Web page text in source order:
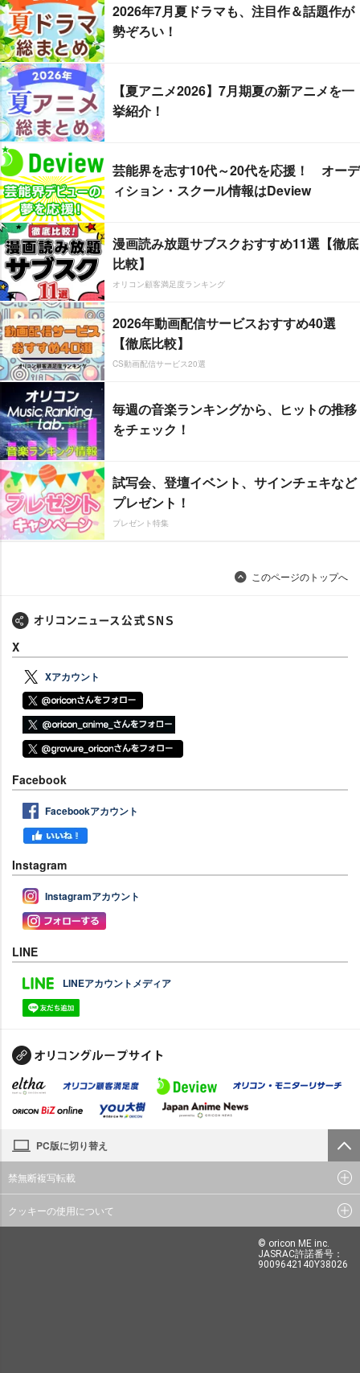
2026年7月夏ドラマも、注目作＆話題作が
勢ぞろい！
【夏アニメ2026】7月期夏の新アニメを一
挙紹介！
芸能界を志す10代～20代を応援！ オーデ
ィション・スクール情報はDeview
漫画読み放題サブスクおすすめ11選【徹底
比較】
オリコン顧客満足度ランキング
2026年動画配信サービスおすすめ40選
【徹底比較】
CS動画配信サービス20選
毎週の音楽ランキングから、ヒットの推移
をチェック！
試写会、登壇イベント、サインチェキなど
プレゼント！
プレゼント特集
このページのトップへ
X
Xアカウント
Facebook
Facebookアカウント
Instagram
Instagramアカウント
LINE
LINEアカウントメディア
PC版に切り替え
禁無断複写転載
クッキーの使用について
© oricon ME inc.
JASRAC許諾番号：
9009642140Y38026